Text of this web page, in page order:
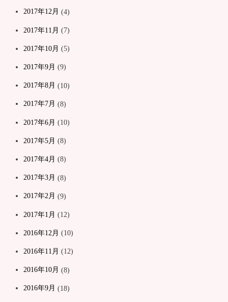
2017年12月 (4)
2017年11月 (7)
2017年10月 (5)
2017年9月 (9)
2017年8月 (10)
2017年7月 (8)
2017年6月 (10)
2017年5月 (8)
2017年4月 (8)
2017年3月 (8)
2017年2月 (9)
2017年1月 (12)
2016年12月 (10)
2016年11月 (12)
2016年10月 (8)
2016年9月 (18)